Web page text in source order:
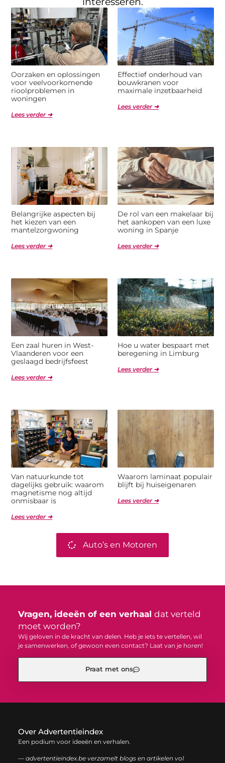
Oorzaken en oplossingen
voor veelvoorkomende
rioolproblemen in
woningen
Lees verder ➜
Effectief onderhoud van
bouwkranen voor
maximale inzetbaarheid
Lees verder ➜
Belangrijke aspecten bij
het kiezen van een
mantelzorgwoning
Lees verder ➜
De rol van een makelaar bij
het aankopen van een luxe
woning in Spanje
Lees verder ➜
Een zaal huren in West-
Vlaanderen voor een
geslaagd bedrijfsfeest
Lees verder ➜
Hoe u water bespaart met
beregening in Limburg
Lees verder ➜
Van natuurkunde tot
dagelijks gebruik: waarom
magnetisme nog altijd
onmisbaar is
Lees verder ➜
Waarom laminaat populair
blijft bij huiseigenaren
Lees verder ➜
Auto’s en Motoren
Vragen, ideeën of een verhaal dat verteld
moet worden?
Wij geloven in de kracht van delen. Heb je iets te vertellen, wil
je samenwerken, of gewoon even contact? Laat van je horen!
Praat met ons
Over Advertentieindex
Een podium voor ideeën en verhalen.
— advertentieindex.be verzamelt blogs en artikelen vol